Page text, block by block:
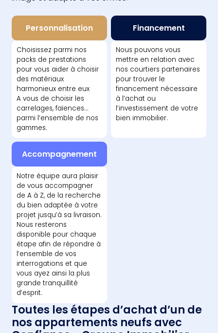
Personnalisation
Choisissez parmi nos
packs de prestations
pour vous aider à choisir
des matériaux
harmonieux entre eux
A vous de choisir les
carrelages, faïences...
parmi l’ensemble de nos
gammes.
Financement
Nous pouvons vous
mettre en relation avec
nos courtiers partenaires
pour trouver le
financement nécessaire
à l’achat ou
l’investissement de votre
bien immobilier.
Accompagnement
Notre équipe aura plaisir
de vous accompagner
de A à Z, de la recherche
du bien adaptée à votre
projet jusqu’à sa livraison.
Nous resterons
disponible pour chaque
étape afin de répondre à
l’ensemble de vos
interrogations et que
vous ayez ainsi la plus
grande tranquillité
d’esprit.
Toutes les étapes d’achat d’un de
nos appartements neufs avec